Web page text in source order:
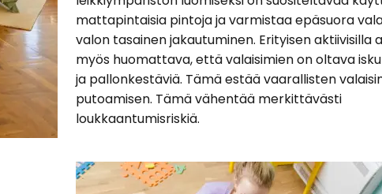
mattapintaisia pintoja ja varmistaa epäsuora
valon tasainen jakautuminen. Erityisen aktiivisilla
myös huomattava, että valaisimien on oltava
ja pallonkestäviä. Tämä estää vaarallisten
putoamisen. Tämä vähentää merkittävästi
loukkaantumisriskiä.